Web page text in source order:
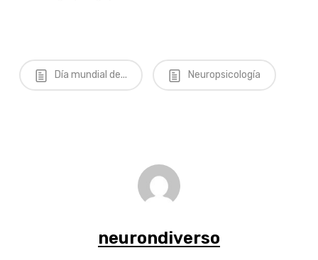
Día mundial de... Neuropsicología
neurondiverso